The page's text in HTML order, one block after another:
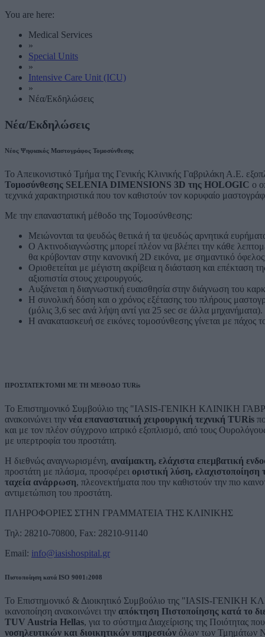
You are here:
Medical Services
»
Special Units
»
Intensive Care Unit (ICU)
»
Νέα/Εκδηλώσεις
Νέα/Εκδηλώσεις
Νέος Ψηφιακός Μαστογράφος Τομοσύνθεσης
Το Απεικονιστικό Τμήμα της Γενικής Κλινικής Γαβριλάκη Α.Ε.
Τομοσύνθεσης SELENIA DIMENSIONS 3D της HOLOGIC ο
τεχνικά χαρακτηριστικά που τον καθιστούν τον κορυφαίο
Με την επαναστατική μέθοδο της Τομοσύνθεσης:
Μειώνονται τα ψευδώς θετικά ή τα ψευδώς αρνητικά
Ο Ακτινοδιαγνώστης μπορεί πλέον να βλέπει την κάθε
θα κρύβονταν στην κανονική 2D εικόνα, με σημαντικό
Οριοθετείται με μέγιστη ακρίβεια η διάσταση και επέκταση
αξιοπιστία στους χειρουργούς.
Αυξάνεται η διαγνωστική ευαισθησία στην διάγνωση του
Η συνολική δόση και ο χρόνος εξέτασης του πλήρους
(μόλις 3,6 sec ανά λήψη αντί για 25 sec σε άλλα μηχανήματα).
Η ανακατασκευή σε εικόνες τομοσύνθεσης γίνεται με πάχος
ΠΡΟΣΤΑΤΕΚΤΟΜΗ ΜΕ ΤΗ ΜΕΘΟΔΟ TURis
Το Επιστημονικό Συμβούλιο της "IASIS-ΓΕΝΙΚΗ ΚΛΙΝΙΚΗ
ανακοινώνει την νέα επαναστατική χειρουργική τεχνική TURis
και με τον πλέον σύγχρονο ιατρικό εξοπλισμό, από τους
με υπερτροφία του προστάτη.
Η διεθνώς αναγνωρισμένη, αναίμακτη, ελάχιστα επεμβατική
προστάτη με πλάσμα, προσφέρει οριστική λύση,
ταχεία ανάρρωση, πλεονεκτήματα που την καθιστούν την πιο
αντιμετώπιση του προστάτη.
ΠΛΗΡΟΦΟΡΙΕΣ ΣΤΗΝ ΓΡΑΜΜΑΤΕΙΑ ΤΗΣ ΚΛΙΝΙΚΗΣ
Τηλ: 28210-70800, Fax: 28210-91140
Email: info@iasishospital.gr
Πιστοποίηση κατά ISO 9001:2008
Το Επιστημονικό & Διοικητικό Συμβούλιο της "IASIS-ΓΕΝΙΚΗ
ικανοποίηση ανακοινώνει την απόκτηση Πιστοποίησης κατά το
TUV Austria Hellas, για το σύστημα Διαχείρισης της Ποιότητας
νοσηλευτικών και διοικητικών υπηρεσιών όλων των Τμημάτων